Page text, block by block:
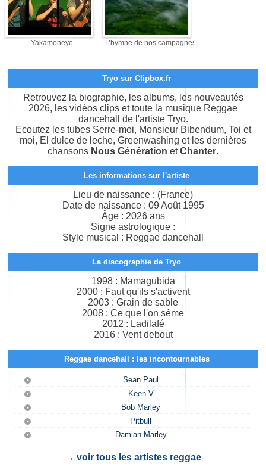
Yakamoneye L’hymne de nos campagnes
Tryo sur Clipbox.fr
Retrouvez la biographie, les albums, les nouveautés
2026, les vidéos clips et toute la musique Reggae
dancehall de l'artiste Tryo.
Ecoutez les tubes Serre-moi, Monsieur Bibendum, Toi et
moi, El dulce de leche, Greenwashing et les dernières
chansons Nous Génération etChanter.
Les informations sur l'artiste
Lieu de naissance : (France)
Date de naissance : 09 Août 1995
Âge : 2026 ans
Signe astrologique :
Style musical : Reggae dancehall
La discographie de Tryo
1998 : Mamagubida
2000 : Faut qu'ils s'activent
2003 : Grain de sable
2008 : Ce que l'on sème
2012 : Ladilafé
2016 : Vent debout
Reggae dancehall : les incontournables
Sean Paul
Keen V
Bob Marley
Pitbull
Damian Marley
→ voir tous les artistes reggae